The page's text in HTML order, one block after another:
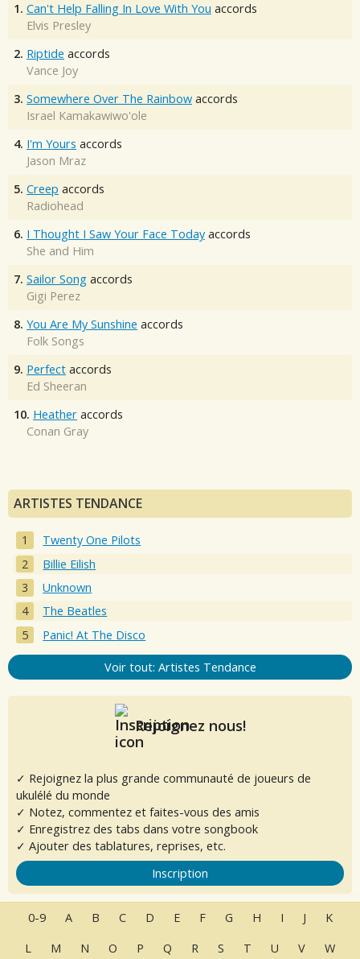
1. Can't Help Falling In Love With You accords
Elvis Presley
2. Riptide accords
Vance Joy
3. Somewhere Over The Rainbow accords
Israel Kamakawiwo'ole
4. I'm Yours accords
Jason Mraz
5. Creep accords
Radiohead
6. I Thought I Saw Your Face Today accords
She and Him
7. Sailor Song accords
Gigi Perez
8. You Are My Sunshine accords
Folk Songs
9. Perfect accords
Ed Sheeran
10. Heather accords
Conan Gray
ARTISTES TENDANCE
Twenty One Pilots
Billie Eilish
Unknown
The Beatles
Panic! At The Disco
Voir tout: Artistes Tendance
Rejoignez nous!
✓ Rejoignez la plus grande communauté de joueurs de
ukulélé du monde
✓ Notez, commentez et faites-vous des amis
✓ Enregistrez des tabs dans votre songbook
✓ Ajouter des tablatures, reprises, etc.
Inscription
0-9 A B C D E F G H I J
K
L
M N O P Q R S T U V W